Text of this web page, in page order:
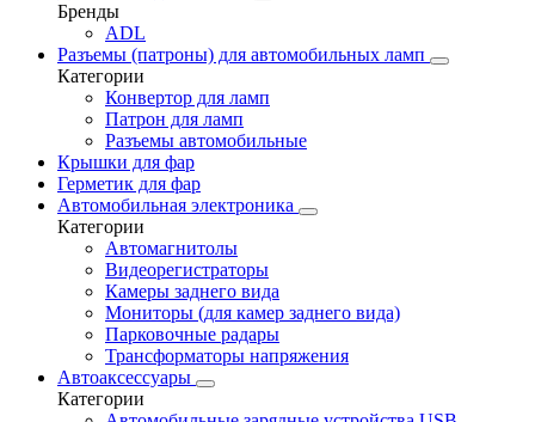
Бренды
ADL
Разъемы (патроны) для автомобильных ламп
Категории
Конвертор для ламп
Патрон для ламп
Разъемы автомобильные
Крышки для фар
Герметик для фар
Автомобильная электроника
Категории
Автомагнитолы
Видеорегистраторы
Камеры заднего вида
Мониторы (для камер заднего вида)
Парковочные радары
Трансформаторы напряжения
Автоаксессуары
Категории